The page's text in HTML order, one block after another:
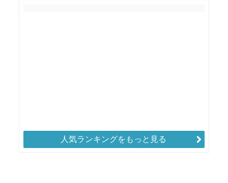
人気ランキングをもっと見る